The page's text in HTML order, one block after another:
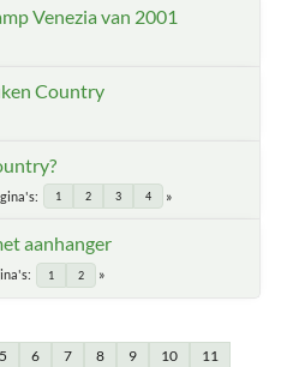
Venezia van 2001
Country
1 2 3 4
aanhanger
1 2
5 6 7 8 9 10 11